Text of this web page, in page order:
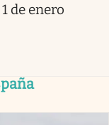
de enero